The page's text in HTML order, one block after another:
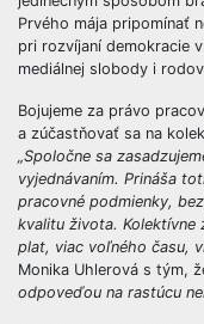
Prvého mája pripomínať
pri rozvíjaní demokracie
mediálnej slobody i
Bojujeme za právo
a zúčastňovať sa na
„Spoločne sa
vyjednávaním. Prináša
pracovné podmienky,
kvalitu života. Kolektívne
plat, viac voľného času,
Monika Uhlerová s tým,
odpoveďou na rastúcu